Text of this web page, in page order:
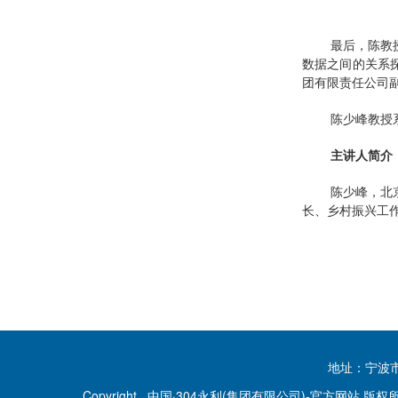
最后，陈教
数据之间的关系
团有限责任公司
陈少峰教授
主讲人简介
陈少峰，北
长、乡村振兴工
地址：宁